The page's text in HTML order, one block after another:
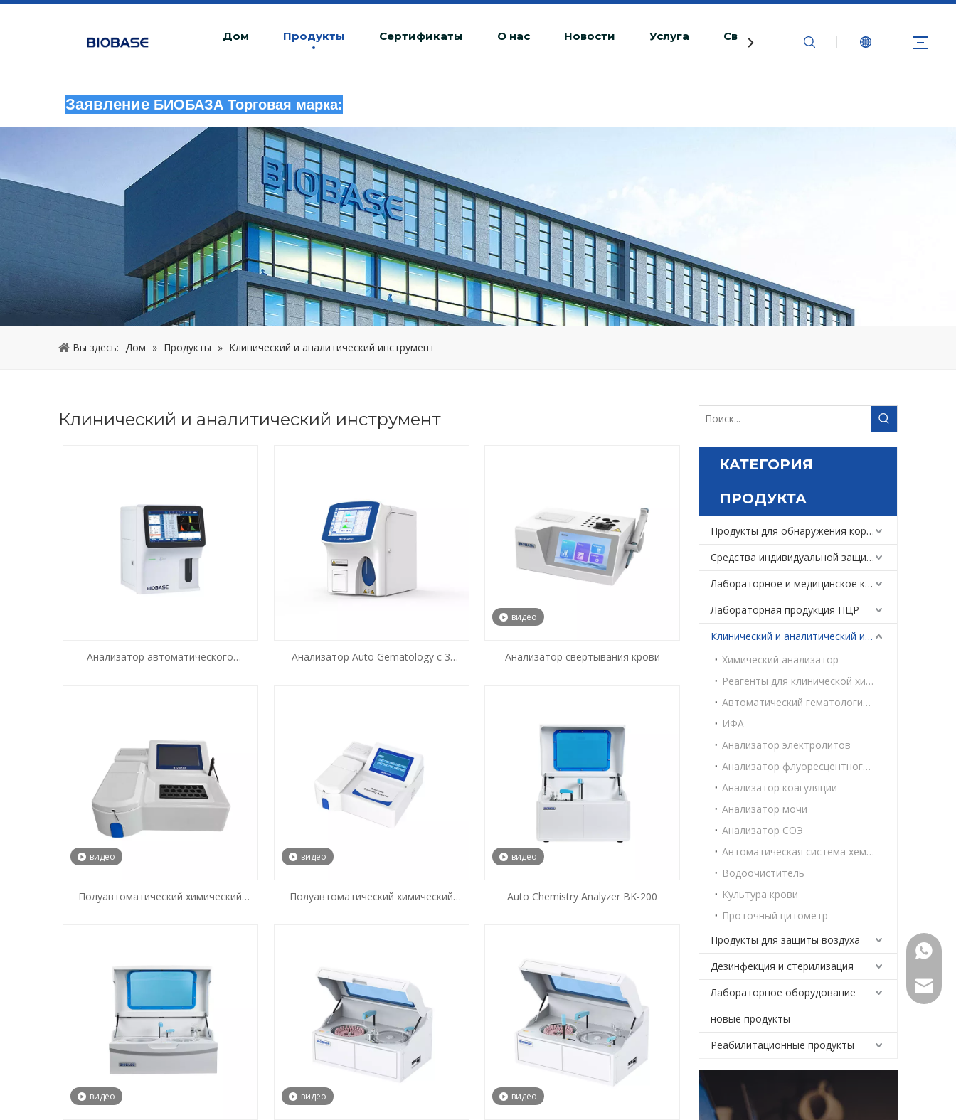
Дом Продукты Сертификаты О нас Новости Услуга Связаться с нами
Заявление БИОБАЗА Торговая марка:
юридическую ответственность.
Вы здесь: Дом » Продукты » Клинический и аналитический инструмент
Клинический и аналитический инструмент
Анализатор автоматического
Анализатор Auto Gematology с 3
видео
Анализатор свертывания крови
видео
Полуавтоматический химический
видео
Полуавтоматический химический
видео
Auto Chemistry Analyzer BK-200
видео видео видео
КАТЕГОРИЯ
ПРОДУКТА
Продукты для обнаружения коронавируса
Средства индивидуальной защиты
Лабораторное и медицинское криогенное холодильное оборудование
Лабораторная продукция ПЦР
Клинический и аналитический инструмент
Химический анализатор
Реагенты для клинической химии
Автоматический гематологический анализатор
ИФА
Анализатор электролитов
Анализатор флуоресцентного иммуноанализа
Анализатор коагуляции
Анализатор мочи
Анализатор СОЭ
Автоматическая система хемилюминесцентного иммуноанализа
Водоочиститель
Культура крови
Проточный цитометр
Продукты для защиты воздуха
Дезинфекция и стерилизация
Лабораторное оборудование
новые продукты
Реабилитационные продукты